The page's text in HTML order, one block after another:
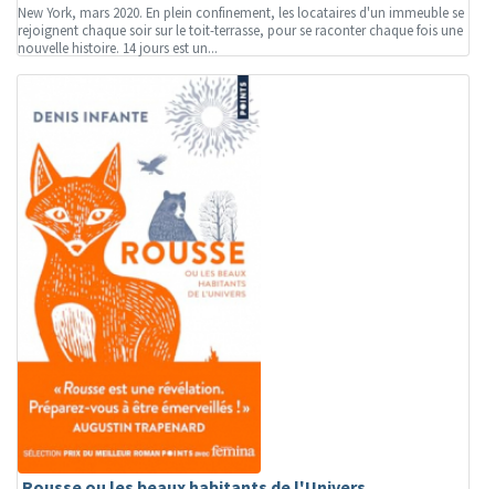
New York, mars 2020. En plein confinement, les locataires d'un immeuble se
rejoignent chaque soir sur le toit-terrasse, pour se raconter chaque fois une
nouvelle histoire. 14 jours est un...